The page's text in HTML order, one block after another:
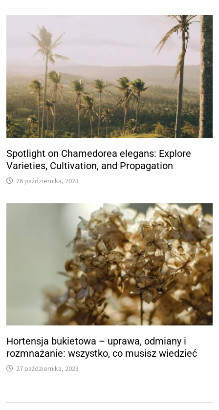
Spotlight on Chamedorea elegans: Explore
Varieties, Cultivation, and Propagation
26 października, 2023
Hortensja bukietowa – uprawa, odmiany i
rozmnażanie: wszystko, co musisz wiedzieć
27 października, 2023